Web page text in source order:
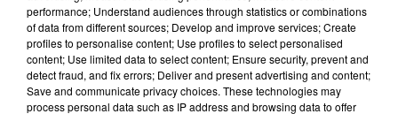
Lieu
Audruicq
62370
Tarif Payant
performance; Understand audiences through statistics or combinations
of data from different sources; Develop and improve services; Create
profiles to personalise content; Use profiles to select personalised
content; Use limited data to select content; Ensure security, prevent and
detect fraud, and fix errors; Deliver and present advertising and content;
Save and communicate privacy choices. These technologies may
process personal data such as IP address and browsing data to offer